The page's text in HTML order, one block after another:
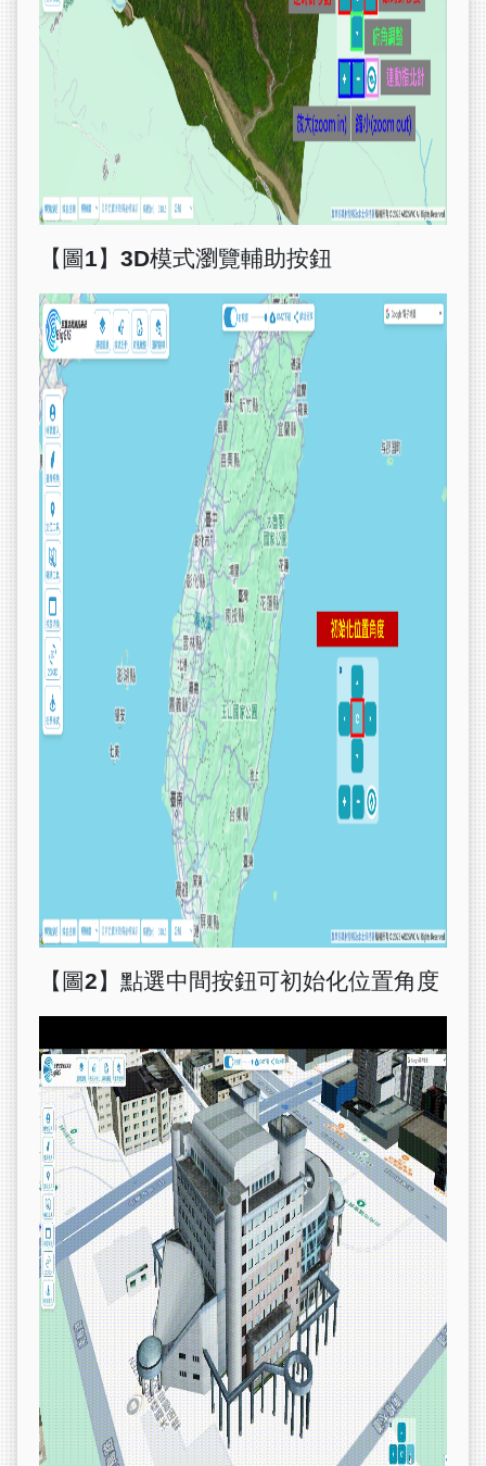
【圖1】 3D模式瀏覽輔助按鈕
【圖2】點選中間按鈕可初始化位置角度